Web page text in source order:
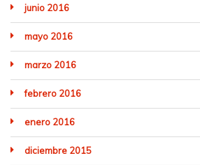
junio 2016
mayo 2016
marzo 2016
febrero 2016
enero 2016
diciembre 2015